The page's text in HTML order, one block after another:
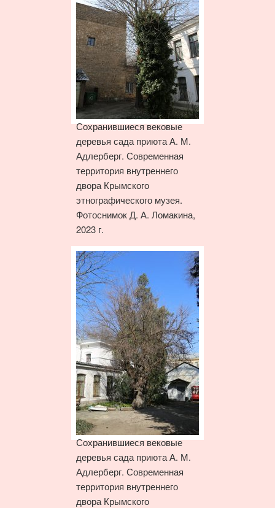
Сохранившиеся вековые
деревья сада приюта А. М.
Адлерберг. Современная
территория внутреннего
двора Крымского
этнографического музея.
Фотоснимок Д. А. Ломакина,
2023 г.
Сохранившиеся вековые
деревья сада приюта А. М.
Адлерберг. Современная
территория внутреннего
двора Крымского